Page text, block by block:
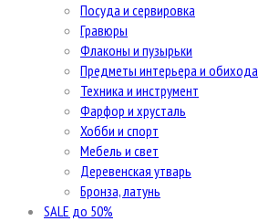
Посуда и сервировка
Гравюры
Флаконы и пузырьки
Предметы интерьера и обихода
Техника и инструмент
Фарфор и хрусталь
Хобби и спорт
Мебель и свет
Деревенская утварь
Бронза, латунь
SALE до 50%